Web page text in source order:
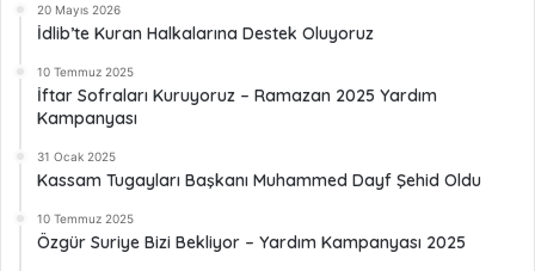
20 Mayıs 2026
İdlib’te Kuran Halkalarına Destek Oluyoruz
10 Temmuz 2025
İftar Sofraları Kuruyoruz – Ramazan 2025 Yardım
Kampanyası
31 Ocak 2025
Kassam Tugayları Başkanı Muhammed Dayf Şehid Oldu
10 Temmuz 2025
Özgür Suriye Bizi Bekliyor – Yardım Kampanyası 2025